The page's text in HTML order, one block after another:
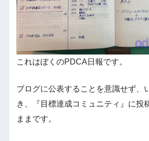
これはぼくのPDCA日報です。
ブログに公表することを意識せず、
き、『目標達成コミュニティ』に投
ままです。